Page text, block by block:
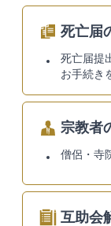
死亡届
死亡届提
お手続き
宗教者
僧侶・寺
互助会